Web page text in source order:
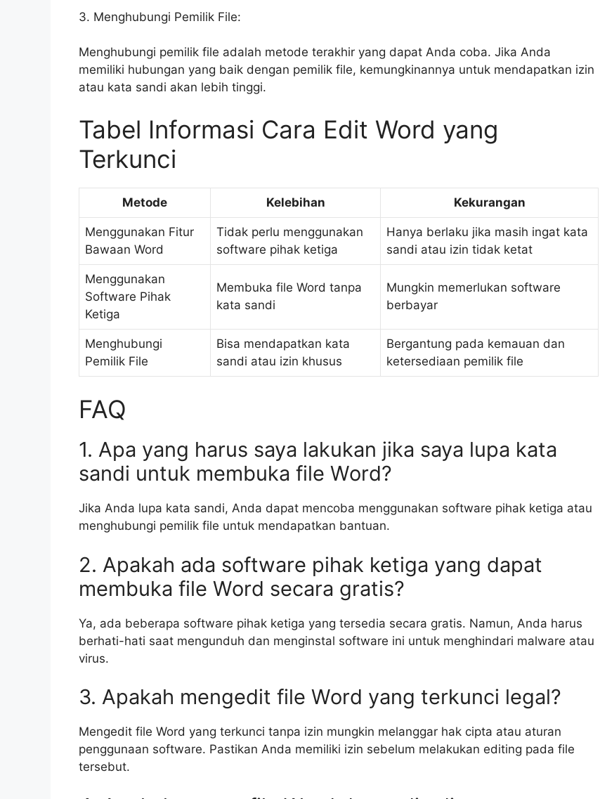
3. Menghubungi Pemilik File:
Menghubungi pemilik file adalah metode terakhir yang dapat Anda coba. Jika Anda
memiliki hubungan yang baik dengan pemilik file, kemungkinannya untuk mendapatkan izin
atau kata sandi akan lebih tinggi.
Tabel Informasi Cara Edit Word yang
Terkunci
Metode Kelebihan Kekurangan
Menggunakan Fitur
Bawaan Word
Tidak perlu menggunakan
software pihak ketiga
Hanya berlaku jika masih ingat kata
sandi atau izin tidak ketat
Menggunakan
Software Pihak
Ketiga
Membuka file Word tanpa
kata sandi
Mungkin memerlukan software
berbayar
Menghubungi
Pemilik File
Bisa mendapatkan kata
sandi atau izin khusus
Bergantung pada kemauan dan
ketersediaan pemilik file
FAQ
1. Apa yang harus saya lakukan jika saya lupa kata
sandi untuk membuka file Word?
Jika Anda lupa kata sandi, Anda dapat mencoba menggunakan software pihak ketiga atau
menghubungi pemilik file untuk mendapatkan bantuan.
2. Apakah ada software pihak ketiga yang dapat
membuka file Word secara gratis?
Ya, ada beberapa software pihak ketiga yang tersedia secara gratis. Namun, Anda harus
berhati-hati saat mengunduh dan menginstal software ini untuk menghindari malware atau
virus.
3. Apakah mengedit file Word yang terkunci legal?
Mengedit file Word yang terkunci tanpa izin mungkin melanggar hak cipta atau aturan
penggunaan software. Pastikan Anda memiliki izin sebelum melakukan editing pada file
tersebut.